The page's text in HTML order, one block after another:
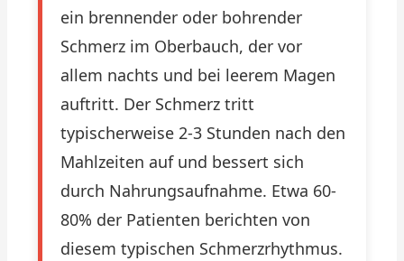
ein brennender oder bohrender
Schmerz im Oberbauch, der vor
allem nachts und bei leerem Magen
auftritt. Der Schmerz tritt
typischerweise 2-3 Stunden nach den
Mahlzeiten auf und bessert sich
durch Nahrungsaufnahme. Etwa 60-
80% der Patienten berichten von
diesem typischen Schmerzrhythmus.